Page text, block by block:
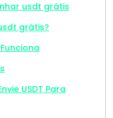
usdt grátis
grátis?
USDT Para